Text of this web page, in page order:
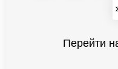
Перейти